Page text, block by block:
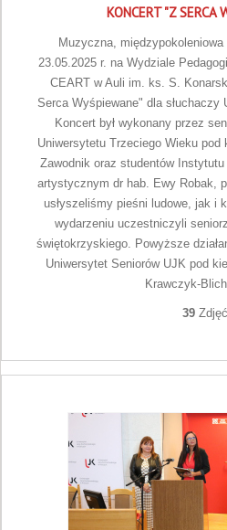
KONCERT "Z SERCA
Muzyczna,
23.05.2025 r. na Wydziale
CEART w Auli im. ks. S.
Serca Wyśpiewane" dla słuchaczy
Koncert był wykonany przez
Uniwersytetu Trzeciego Wieku pod
Zawodnik oraz studentów
artystycznym dr hab. Ewy Robak,
usłyszeliśmy pieśni ludowe, jak i
wydarzeniu uczestniczyli
świętokrzyskiego. Powyższe
Uniwersytet Seniorów UJK pod
Krawczyk-
39 Zdjęć